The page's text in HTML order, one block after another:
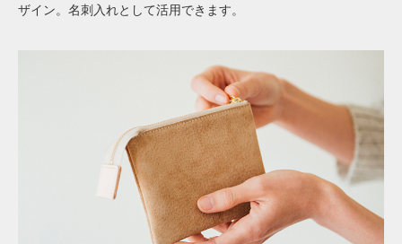
ザイン。名刺入れとして活用できます。